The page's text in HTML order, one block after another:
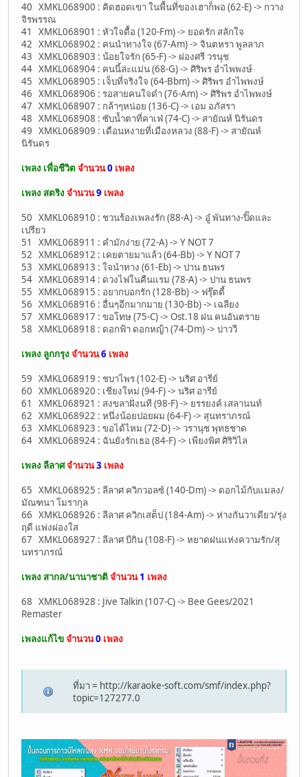
40 XMKL068900 : คิดฮอดเขา ในพื้นที่ของเฮาก็พอ (62-E) -> กวาง
จิรพรรณ
41 XMKL068901 : หัวใจดื้อ (120-Fm) -> ยอดรัก สลักใจ
42 XMKL068902 : คนนำทางใจ (67-Am) -> จินตหรา พูลลาภ
43 XMKL068903 : น้อยใจรัก (65-F) -> ผ่องศรี วรนุช
44 XMKL068904 : คนนี้ล่ะแม่น (68-G) -> ศิริพร อำไพพงษ์
45 XMKL068905 : เจ็บที่จริงใจ (64-Bbm) -> ศิริพร อำไพพงษ์
46 XMKL068906 : รอสายคนใจดำ (76-Am) -> ศิริพร อำไพพงษ์
47 XMKL068907 : กล้าๆหน่อย (136-C) -> เอม อภัสรา
48 XMKL068908 : ซับน้ำตาที่คาเฟ่ (74-C) -> สายัณห์ นิรันดร
49 XMKL068909 : เดือนหงายที่เมืองหลวง (88-F) -> สายัณห์
นิรันดร
เพลง เพื่อชีวิตจำนวน0 เพลง
เพลง สตริง จำนวน9 เพลง
50 XMKL068910 : ชวนร้องเพลงรัก (88-A) -> อู๋ พันทาง-ปิ๊ดและ
เปรียว
51 XMKL068911 : คำมักง่าย (72-A) -> Y NOT 7
52 XMKL068912 : เคยตายมาแล้ว (64-Bb) -> Y NOT 7
53 XMKL068913 : ใจนำทาง (61-Eb) -> ปาน ธนพร
54 XMKL068914 : ดวงไฟในคืนแรม (78-A) -> ปาน ธนพร
55 XMKL068915 : อยากบอกรัก (128-Bb) -> ฟรุ๊ตตี้
56 XMKL068916 : อื่นๆอีกมากมาย (130-Bb) -> เฉลียง
57 XMKL068917 : ขอโทษ (75-C) -> Ost.18 ฝน คนอันตราย
58 XMKL068918 : ดอกฟ้า ดอกหญ้า (74-Dm) -> บ่าววี
เพลง ลูกกรุง จำนวน6 เพลง
59 XMKL068919 : ชบาไพร (102-E) -> นริศ อารีย์
60 XMKL068920 : เชียงใหม่ (94-F) -> นริศ อารีย์
61 XMKL068921 : สงขลาฝั่งนที (98-F) -> ยรรยงค์ เสลานนท์
62 XMKL068922 : หนึ่งน้อยปอยผม (64-F) -> สุนทราภรณ์
63 XMKL068923 : ขอได้ไหม (72-D) -> วรานุช พุทธชาด
64 XMKL068924 : ฉันยังรักเธอ (84-F) -> เพียงพิศ ศิริวิไล
เพลง ลีลาศจำนวน3 เพลง
65 XMKL068925 : ลีลาศ ควิกวอลซ์ (140-Dm) -> ดอกไม้กับแมลง/
มัณฑนา โมรากุล
66 XMKL068926 : ลีลาศ ควิกเสต็ป (184-Am) -> ห่างกันวาเดียว/รุ่ง
ฤดี แพ่งผ่องใส
67 XMKL068927 : ลีลาศ บีกิน (108-F) -> หยาดฝนแห่งความรัก/สุ
นทราภรณ์
เพลง สากล/นานาชาติจำนวน1 เพลง
68 XMKL068928 : Jive Talkin (107-C) -> Bee Gees/2021
Remaster
เพลงแก้ไขจำนวน0 เพลง
ที่มา = http://karaoke-soft.com/smf/index.php?
topic=127277.0